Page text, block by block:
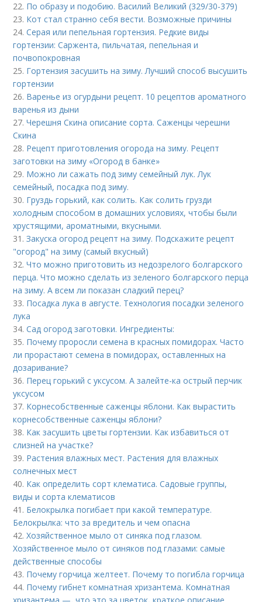
22. По образу и подобию. Василий Великий (329/30-379)
23. Кот стал странно себя вести. Возможные причины
24.Серая или пепельная гортензия. Редкие виды
гортензии: Саржента, пильчатая, пепельная и
почвопокровная
25. Гортензия засушить на зиму. Лучший способ высушить
гортензии
26. Варенье из огурдыни рецепт. 10 рецептов ароматного
варенья из дыни
27.Черешня Скина описание сорта. Саженцы черешни
Скина
28. Рецепт приготовления огорода на зиму. Рецепт
заготовки на зиму «Огород в банке»
29. Можно ли сажать под зиму семейный лук. Лук
семейный, посадка под зиму.
30. Груздь горький, как солить. Как солить грузди
холодным способом в домашних условиях, чтобы были
хрустящими, ароматными, вкусными.
31.Закуска огород рецепт на зиму. Подскажите рецепт
"огород" на зиму (самый вкусный)
32.Что можно приготовить из недозрелого болгарского
перца. Что можно сделать из зеленого болгарского перца
на зиму. А всем ли показан сладкий перец?
33. Посадка лука в августе. Технология посадки зеленого
лука
34.Сад огород заготовки. Ингредиенты:
35. Почему проросли семена в красных помидорах. Часто
ли прорастают семена в помидорах, оставленных на
дозаривание?
36. Перец горький с уксусом. А залейте-ка острый перчик
уксусом
37. Корнесобственные саженцы яблони. Как вырастить
корнесобственные саженцы яблони?
38. Как засушить цветы гортензии. Как избавиться от
слизней на участке?
39. Растения влажных мест. Растения для влажных
солнечных мест
40. Как определить сорт клематиса. Садовые группы,
виды и сорта клематисов
41. Белокрылка погибает при какой температуре.
Белокрылка: что за вредитель и чем опасна
42.Хозяйственное мыло от синяка под глазом.
Хозяйственное мыло от синяков под глазами: самые
действенные способы
43. Почему горчица желтеет. Почему то погибла горчица
44. Почему гибнет комнатная хризантема. Комнатная